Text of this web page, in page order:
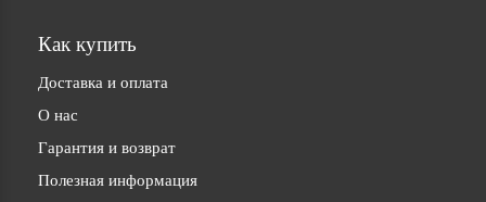
Как купить
Доставка и оплата
О нас
Гарантия и возврат
Полезная информация